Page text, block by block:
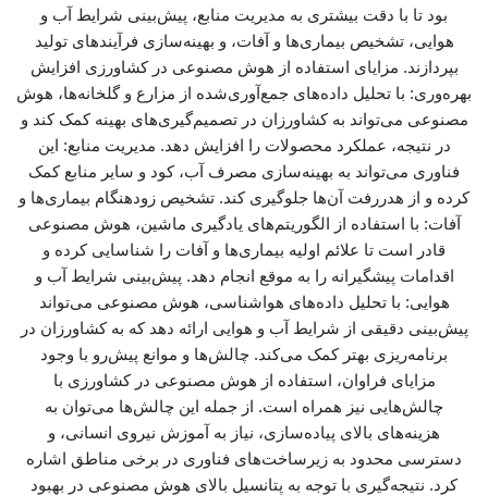
بود تا با دقت بیشتری به مدیریت منابع، پیش‌بینی شرایط آب و
هوایی، تشخیص بیماری‌ها و آفات، و بهینه‌سازی فرآیندهای تولید
بپردازند. مزایای استفاده از هوش مصنوعی در کشاورزی افزایش
بهره‌وری: با تحلیل داده‌های جمع‌آوری‌شده از مزارع و گلخانه‌ها، هوش
مصنوعی می‌تواند به کشاورزان در تصمیم‌گیری‌های بهینه کمک کند و
در نتیجه، عملکرد محصولات را افزایش دهد. مدیریت منابع: این
فناوری می‌تواند به بهینه‌سازی مصرف آب، کود و سایر منابع کمک
کرده و از هدررفت آن‌ها جلوگیری کند. تشخیص زودهنگام بیماری‌ها و
آفات: با استفاده از الگوریتم‌های یادگیری ماشین، هوش مصنوعی
قادر است تا علائم اولیه بیماری‌ها و آفات را شناسایی کرده و
اقدامات پیشگیرانه را به موقع انجام دهد. پیش‌بینی شرایط آب و
هوایی: با تحلیل داده‌های هواشناسی، هوش مصنوعی می‌تواند
پیش‌بینی دقیقی از شرایط آب و هوایی ارائه دهد که به کشاورزان در
برنامه‌ریزی بهتر کمک می‌کند. چالش‌ها و موانع پیش‌رو با وجود
مزایای فراوان، استفاده از هوش مصنوعی در کشاورزی با
چالش‌هایی نیز همراه است. از جمله این چالش‌ها می‌توان به
هزینه‌های بالای پیاده‌سازی، نیاز به آموزش نیروی انسانی، و
دسترسی محدود به زیرساخت‌های فناوری در برخی مناطق اشاره
کرد. نتیجه‌گیری با توجه به پتانسیل بالای هوش مصنوعی در بهبود